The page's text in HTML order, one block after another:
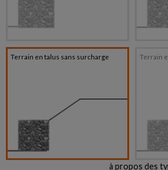
Terrain en talus sans surcharge Terrain
à propos des